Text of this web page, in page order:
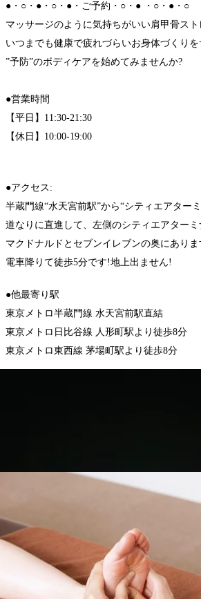
●・○・●・○・●・ご予約・○・● ・○・●・○
マッサージのように気持ちがいい肩甲骨スト
いつまでも健康で疲れづらいお身体づくり
”予防”のボディケアを始めてみませんか?
●営業時間
【平日】11:30-21:30
【休日】10:00-19:00
●アクセス:
半蔵門線“水天宮前駅”から“シティエアター
道なりに直進して、左側のシティエアターミ
マクドナルドとセブンイレブンの奥にありま
電車降りて徒歩5分です!地上出ません!
●他最寄り駅
東京メトロ半蔵門線 水天宮前駅直結
東京メトロ日比谷線 人形町駅より徒歩8分
東京メトロ東西線 茅場町駅より徒歩8分
電話予約する
最近のブログ
Re.Ra.Ku水天宮前T-CAT店8/5（